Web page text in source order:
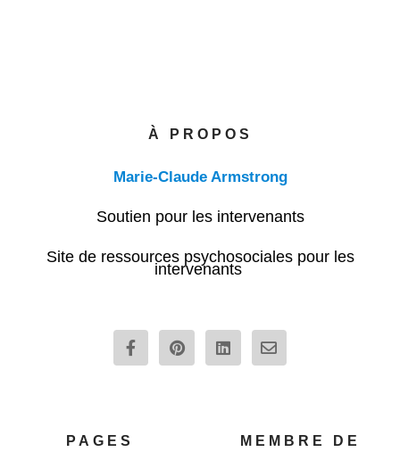
À PROPOS
Marie-Claude Armstrong
Soutien pour les intervenants
Site de ressources psychosociales pour les
intervenants
F
a
c
P
i
n
L
i
n
E
n
v
p
PAGES MEMBRE DE